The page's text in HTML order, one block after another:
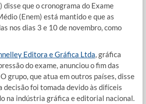
que o cronograma do Exame
(Enem) está mantido e que as
nos dias 3 e 10 de novembro, como
Editora e Gráfica Ltda, gráfica
do exame, anunciou o fim das
grupo, que atua em outros países, disse
decisão foi tomada devido às difíceis
na indústria gráfica e editorial nacional.